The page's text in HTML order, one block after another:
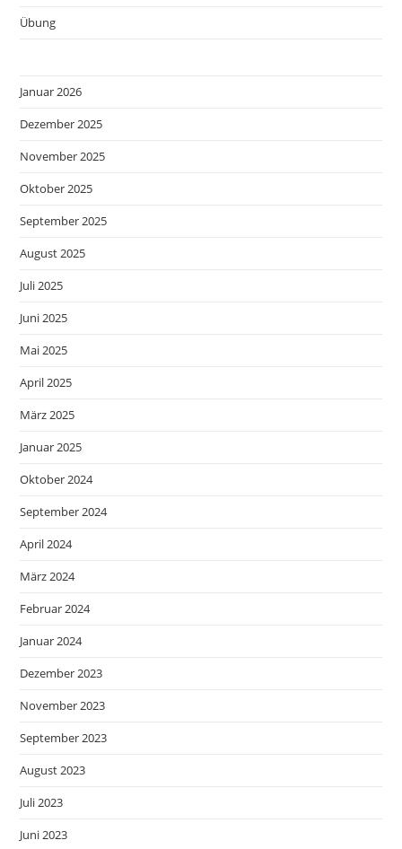
Übung
Januar 2026
Dezember 2025
November 2025
Oktober 2025
September 2025
August 2025
Juli 2025
Juni 2025
Mai 2025
April 2025
März 2025
Januar 2025
Oktober 2024
September 2024
April 2024
März 2024
Februar 2024
Januar 2024
Dezember 2023
November 2023
September 2023
August 2023
Juli 2023
Juni 2023